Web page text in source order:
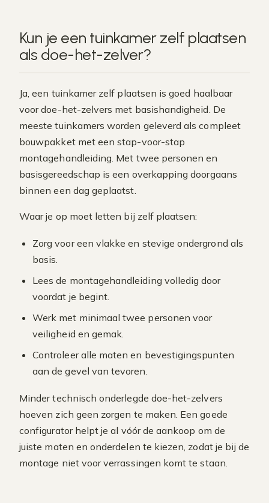
Kun je een tuinkamer zelf plaatsen
als doe-het-zelver?
Ja, een tuinkamer zelf plaatsen is goed haalbaar
voor doe-het-zelvers met basishandigheid. De
meeste tuinkamers worden geleverd als compleet
bouwpakket met een stap-voor-stap
montagehandleiding. Met twee personen en
basisgereedschap is een overkapping doorgaans
binnen een dag geplaatst.
Waar je op moet letten bij zelf plaatsen:
Zorg voor een vlakke en stevige ondergrond als
basis.
Lees de montagehandleiding volledig door
voordat je begint.
Werk met minimaal twee personen voor
veiligheid en gemak.
Controleer alle maten en bevestigingspunten
aan de gevel van tevoren.
Minder technisch onderlegde doe-het-zelvers
hoeven zich geen zorgen te maken. Een goede
configurator helpt je al vóór de aankoop om de
juiste maten en onderdelen te kiezen, zodat je bij de
montage niet voor verrassingen komt te staan.